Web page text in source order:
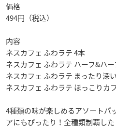
価格
494円（税込）
内容
ネスカフェ ふわラテ 4本
ネスカフェ ふわラテ ハーフ&ハ
ネスカフェ ふわラテ まったり深
ネスカフェ ふわラテ ほっこりカ
4種類の味が楽しめるアソートパ
アにもぴったり！全種類制覇した